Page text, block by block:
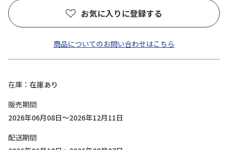
お気に入りに登録する
商品についてのお問い合わせはこちら
在庫
在庫あり
販売期間
2026年06月08日～2026年12月11日
配送期間